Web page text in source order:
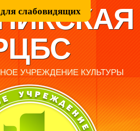
слабовидящих
УЧРЕЖДЕНИЕ КУЛЬТУРЫ